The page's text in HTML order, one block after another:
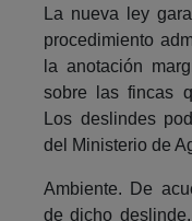
La nueva ley
procedimiento
la anotación
sobre las fincas
Los deslindes
del Ministerio de
Ambiente. De
de dicho